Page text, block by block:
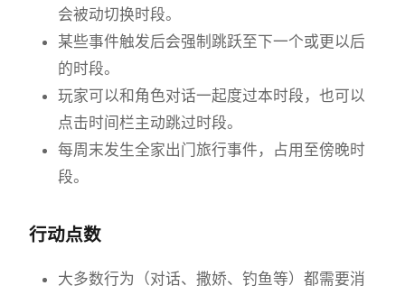
会被动切换时段。
某些事件触发后会强制跳跃至下一个或更以后
的时段。
玩家可以和角色对话一起度过本时段，也可以
点击时间栏主动跳过时段。
每周末发生全家出门旅行事件，占用至傍晚时
段。
行动点数
大多数行为（对话、撒娇、钓鱼等）都需要消